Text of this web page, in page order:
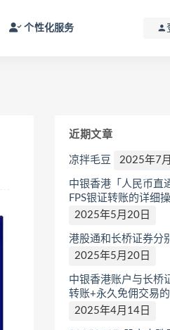
个性化服务
近期文章
凉拌毛豆 2025年7
中银香港「人民币直
FPS银证转账的详细
2025年5月20日
港股通和长桥证券分
2025年5月20日
中银香港账户与长桥
转账+永久免佣交易
2025年4月14日